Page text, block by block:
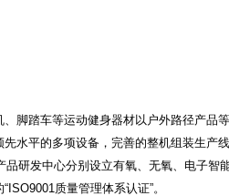
脚踏车等运动健身器材以户外路径产品
水平的多项设备，完善的整机组装生产
发中心分别设立有氧、无氧、电子智
质量管理体系认证”。